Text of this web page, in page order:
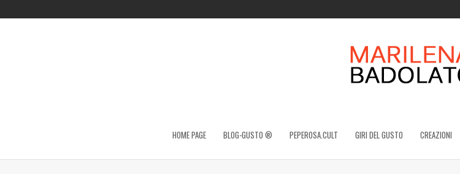
HOME PAGE BLOG-GUSTO ® PEPEROSA.CULT GIRI DEL GUSTO CREAZIONI